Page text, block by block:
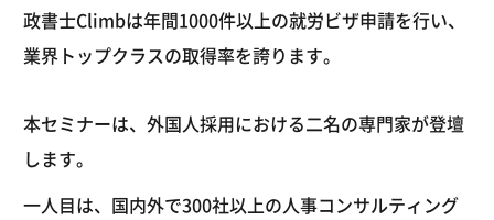
政書士Climbは年間1000件以上の就労ビザ申請を行い、
業界トップクラスの取得率を誇ります。
本セミナーは、外国人採用における二名の専門家が登壇
します。
一人目は、国内外で300社以上の人事コンサルティング